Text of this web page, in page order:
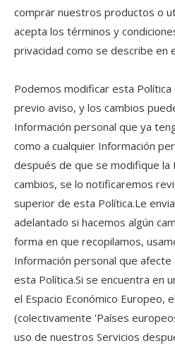
comprar nuestros productos o
acepta los términos y
privacidad como se describe en
Podemos modificar esta
previo aviso, y los cambios
Información personal que ya
como a cualquier Información
después de que se modifique la
cambios, se lo notificaremos
superior de esta Política.Le
adelantado si hacemos algún
forma en que recopilamos,
Información personal que
esta Política.Si se encuentra en
el Espacio Económico Europeo,
(colectivamente 'Países
uso de nuestros Servicios